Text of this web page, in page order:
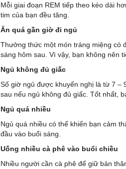
Mỗi giai đoạn REM tiếp theo kéo dài
tim của bạn đều tăng.
Ăn quá gần giờ đi ngủ
Thưởng thức một món tráng miệng có
sáng hôm sau. Vì vậy, bạn không nên
Ngủ không đủ giấc
Số giờ ngủ được khuyến nghị là từ 7 –
sau nếu ngủ không đủ giấc. Tốt nhất,
Ngủ quá nhiều
Ngủ quá nhiều có thể khiến bạn cảm
đầu vào buổi sáng.
Uống nhiều cà phê vào buổi chiều
Nhiều người cần cà phê để giữ bản